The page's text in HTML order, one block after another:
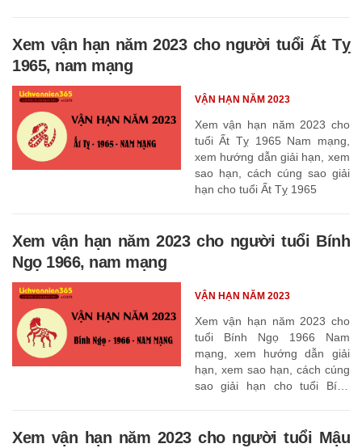
Xem vận hạn năm 2023 cho người tuổi Ất Tỵ
1965, nam mạng
Xem vận hạn năm 2023 cho
tuổi Ất Tỵ 1965 Nam mạng,
xem hướng dẫn giải hạn, xem
sao hạn, cách cúng sao giải
hạn cho tuổi Ất Tỵ 1965
VẬN HẠN NĂM 2023
Xem vận hạn năm 2023 cho người tuổi Bính
Ngọ 1966, nam mạng
Xem vận hạn năm 2023 cho
tuổi Bính Ngọ 1966 Nam
mạng, xem hướng dẫn giải
hạn, xem sao hạn, cách cúng
sao giải hạn cho tuổi Bính
VẬN HẠN NĂM 2023
Xem vận hạn năm 2023 cho người tuổi Mậu